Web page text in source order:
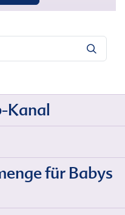
Kanal
für Babys